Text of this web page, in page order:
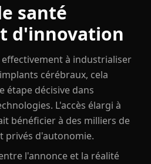
santé
d'innovation
à industrialiser
cérébraux, cela
décisive dans
L'accès élargi à
bénéficier à des milliers de
privés d'autonomie.
l'annonce et la réalité